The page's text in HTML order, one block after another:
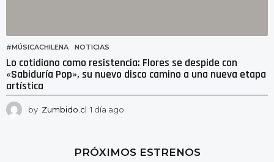
#MÚSICACHILENA ,NOTICIAS
Lo cotidiano como resistencia: Flores se despide con
«Sabiduría Pop», su nuevo disco camino a una nueva etapa
artística
by Zumbido.cl 1 día ago
a
PRÓXIMOS ESTRENOS